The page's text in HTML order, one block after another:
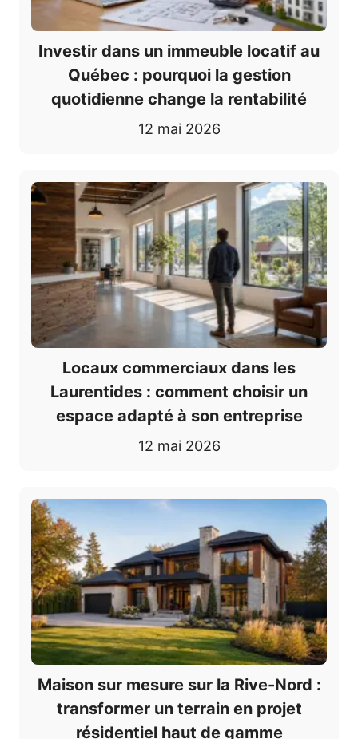
Investir dans un immeuble locatif au
Québec : pourquoi la gestion
quotidienne change la rentabilité
12 mai 2026
Locaux commerciaux dans les
Laurentides : comment choisir un
espace adapté à son entreprise
12 mai 2026
Maison sur mesure sur la Rive-Nord :
transformer un terrain en projet
résidentiel haut de gamme